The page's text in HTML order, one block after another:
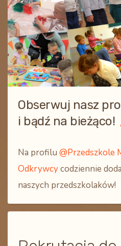
Obserwuj nasz
i bądź na bieżąco!
Na profilu @Przedszkole
Odkrywcycodziennie
naszych przedszkolaków!